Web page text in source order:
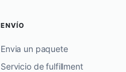
ENVÍO
Envia un paquete
Servicio de fulfillment